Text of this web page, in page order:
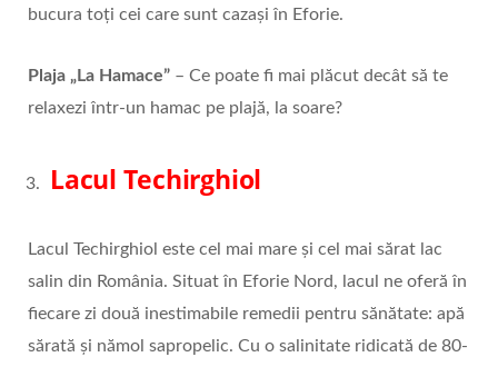
bucura toți cei care sunt cazași în Eforie.
Plaja „La Hamace” – Ce poate fi mai plăcut decât să te
relaxezi într-un hamac pe plajă, la soare?
Lacul Techirghiol
Lacul Techirghiol este cel mai mare și cel mai sărat lac
salin din România. Situat în Eforie Nord, lacul ne oferă în
fiecare zi două inestimabile remedii pentru sănătate: apă
sărată și nămol sapropelic. Cu o salinitate ridicată de 80-